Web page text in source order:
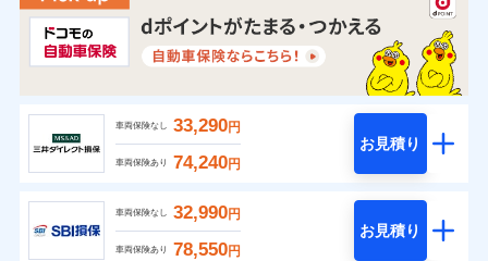
車両保険なし 33,290円
車両保険あり 74,240円
お見積り
車両保険なし 32,990円
車両保険あり 78,550円
お見積り